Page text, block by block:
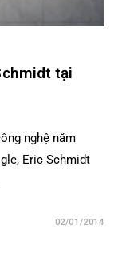
tại
nghệ năm
Eric Schmidt
02/01/2014